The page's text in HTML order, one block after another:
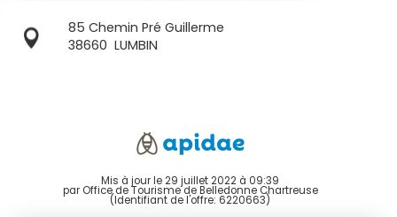
85 Chemin Pré Guillerme
38660 LUMBIN
Mis à jour le 29 juillet 2022 à 09:39
par Office de Tourisme de Belledonne Chartreuse
(Identifiant de l'offre: 6220663)